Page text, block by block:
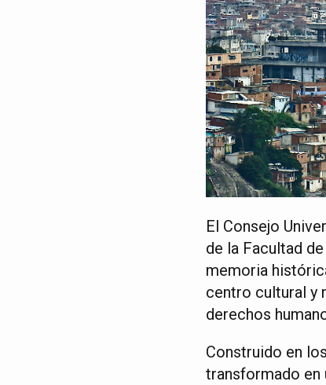
El Consejo
de la Facultad
memoria
centro cultural y
derechos
Construido en
transformado en